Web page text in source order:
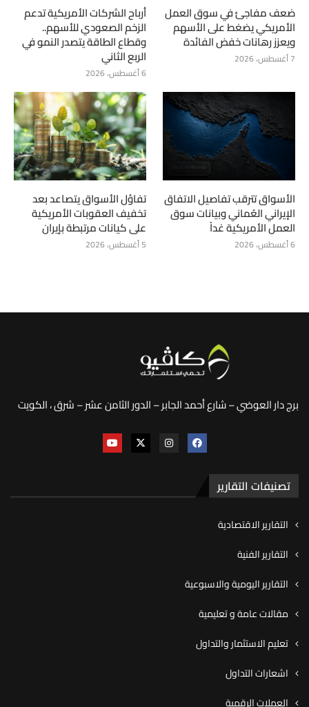
ضعف مفاجئ في سوق العمل
الأمريكي يضغط على الأسهم
ويعزز رهانات خفض الفائدة
7 أغسطس، 2026
أرباح الشركات الأمريكية تدعم
الزخم الصعودي للأسهم..
وقطاع الطاقة يتصدر النمو في
الربع الثاني
6 أغسطس، 2026
الأسواق تترقب تفاصيل الاتفاق
الإيراني العُماني وبيانات سوق
العمل الأمريكية غداً
6 أغسطس، 2026
تفاؤل الأسواق يتصاعد بعد
تخفيف العقوبات الأمريكية
على كيانات مرتبطة بإيران
5 أغسطس، 2026
برج دار العوضي – شارع أحمد الجابر – الدور الثامن عشر – شرق ، الكويت
تصنيفات التقارير
التقارير الاقتصادية
التقارير الفنية
التقارير اليومية والاسبوعية
مقالات عامة و تعليمية
تعليم الاستثمار والتداول
اشعارات التداول
العملات الرقمية